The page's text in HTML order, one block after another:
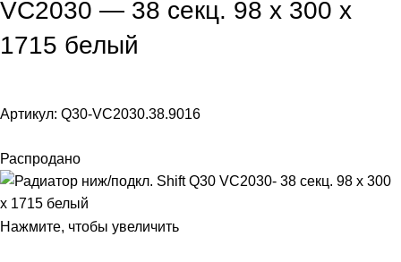
VC2030 — 38 секц. 98 х 300 х
1715 белый
Артикул: Q30-VC2030.38.9016
Распродано
Нажмите, чтобы увеличить